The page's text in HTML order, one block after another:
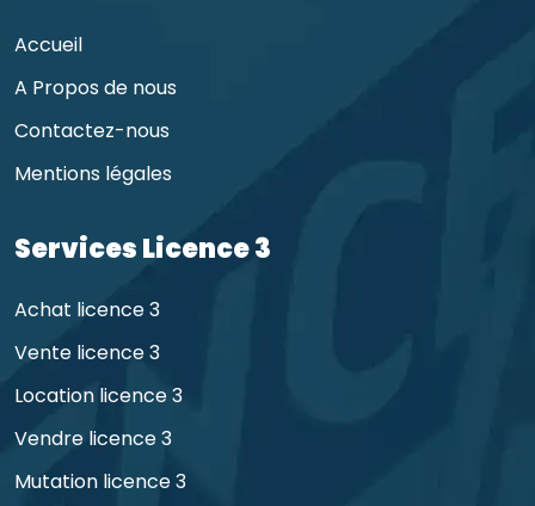
Accueil
A Propos de nous
Contactez-nous
Mentions légales
Services Licence 3
Achat licence 3
Vente licence 3
Location licence 3
Vendre licence 3
Mutation licence 3